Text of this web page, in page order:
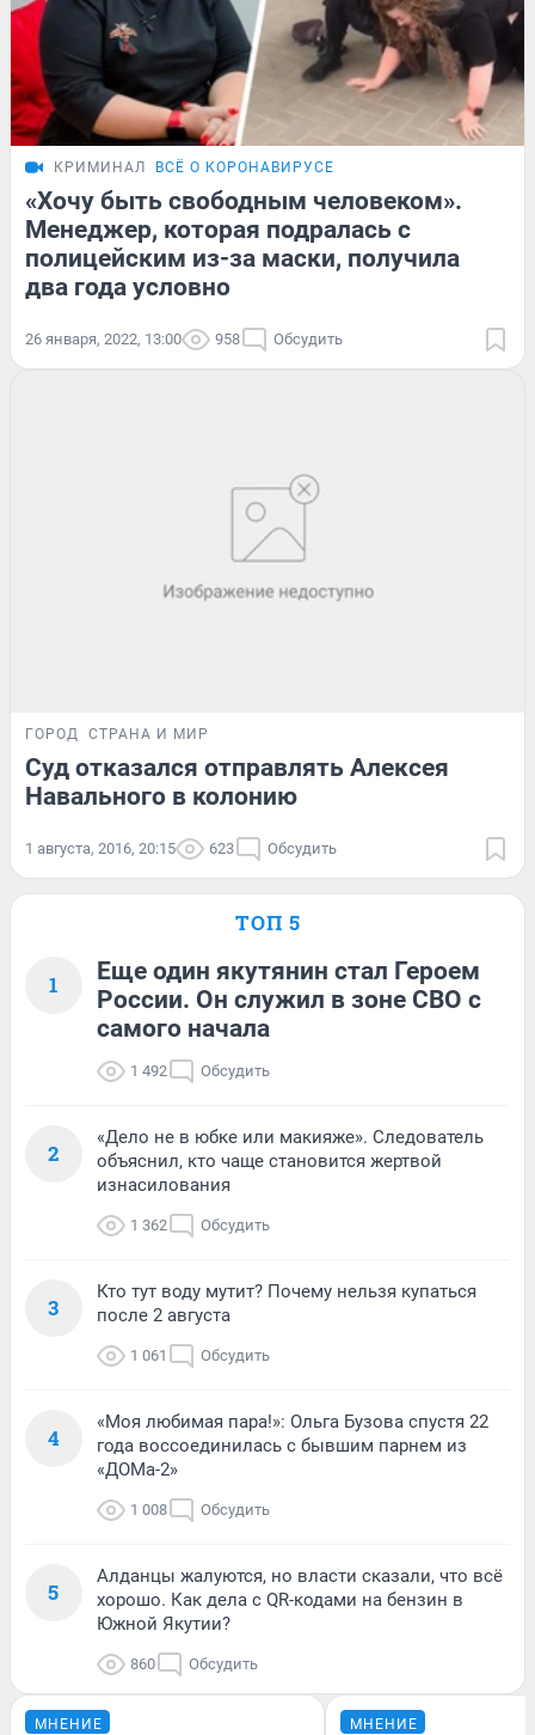
КРИМИНАЛ ВСЁ О КОРОНАВИРУСЕ
«Хочу быть свободным человеком».
Менеджер, которая подралась с
полицейским из-за маски, получила
два года условно
26 января, 2022, 13:00 958 Обсудить
ГОРОД СТРАНА И МИР
Суд отказался отправлять Алексея
Навального в колонию
1 августа, 2016, 20:15 623 Обсудить
ТОП 5
1
Еще один якутянин стал Героем
России. Он служил в зоне СВО с
самого начала
1 492 Обсудить
2
«Дело не в юбке или макияже». Следователь
объяснил, кто чаще становится жертвой
изнасилования
1 362 Обсудить
3
Кто тут воду мутит? Почему нельзя купаться
после 2 августа
1 061 Обсудить
4
«Моя любимая пара!»: Ольга Бузова спустя 22
года воссоединилась с бывшим парнем из
«ДОМа-2»
1 008 Обсудить
5
Алданцы жалуются, но власти сказали, что всё
хорошо. Как дела с QR-кодами на бензин в
Южной Якутии?
860 Обсудить
МНЕНИЕ МНЕНИЕ